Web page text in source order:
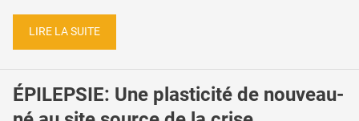
LIRE LA SUITE
ÉPILEPSIE: Une plasticité de nouveau-